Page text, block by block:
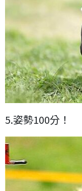
5.姿勢100分！